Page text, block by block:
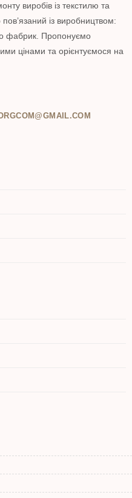
виробів із текстилю та
із виробництвом:
фабрик. Пропонуємо
цінами та орієнтуємося на